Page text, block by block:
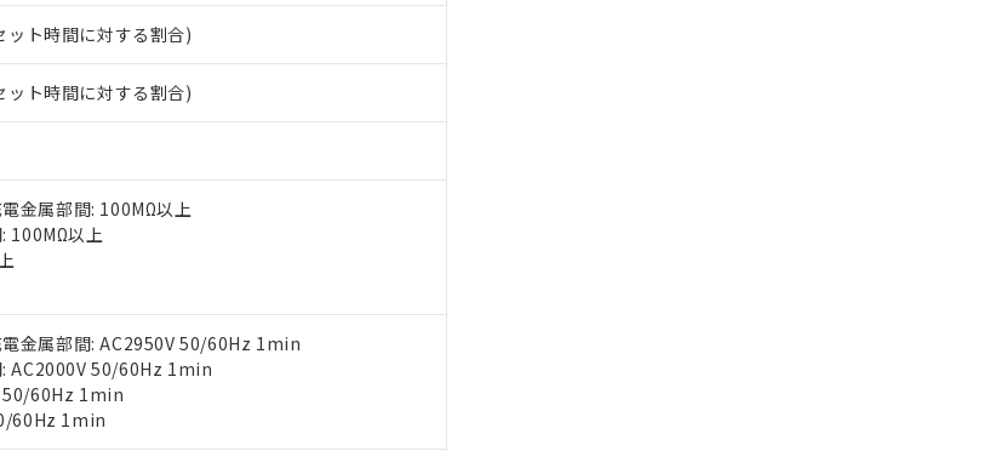
ト時間に対する割合)
ト時間に対する割合)
金属部間: 100MΩ以上
100MΩ以上
金属部間: AC2950V 50/60Hz 1min
AC2000V 50/60Hz 1min
50/60Hz 1min
60Hz 1min
物質）の非含有に対応した製品が提供可能な商品です。